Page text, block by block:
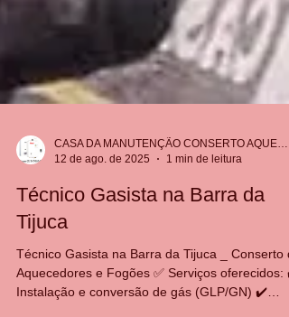
12 de ago. de 2025
1 min de leitura
Técnico Gasista na Barra da
Tijuca
Técnico Gasista na Barra da Tijuca _ Conserto